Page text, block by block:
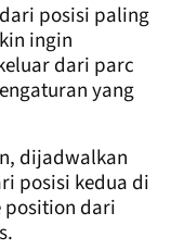
posisi paling
ingin
dari parc
yang
dijadwalkan
posisi kedua di
position dari